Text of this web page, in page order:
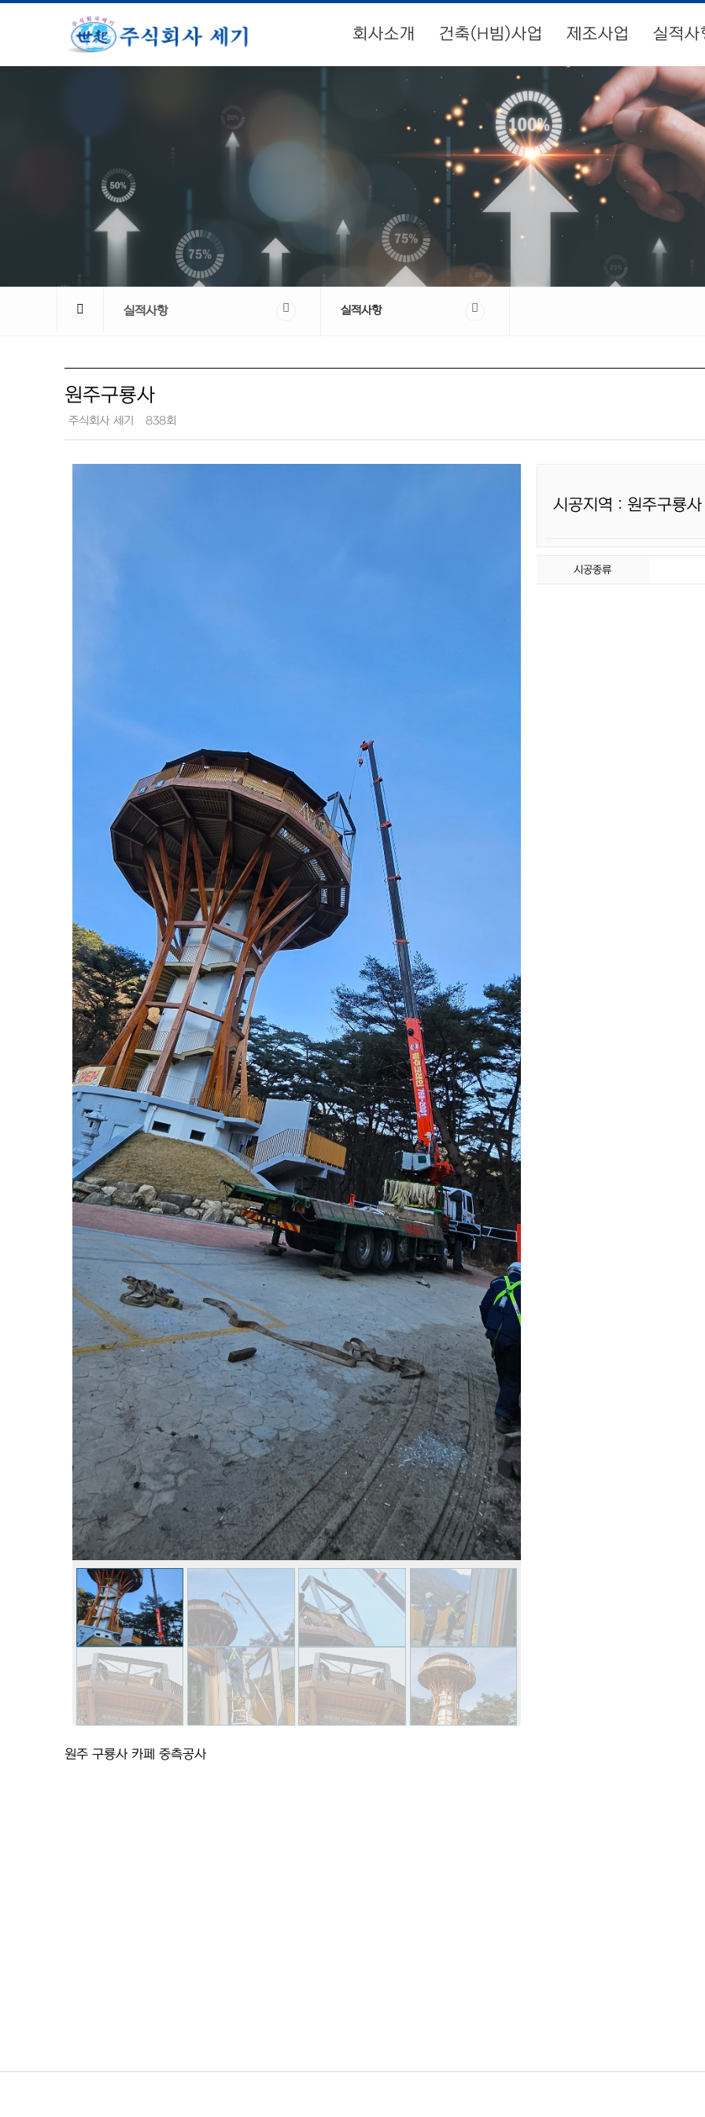
회사소개 건축(H빔)사업 제조사업 실적사
실적사항 실적사항
원주구룡사
주식회사 세기 838회
시공지역 : 원주구룡사
시공종류
원주 구룡사 카페 중측공사